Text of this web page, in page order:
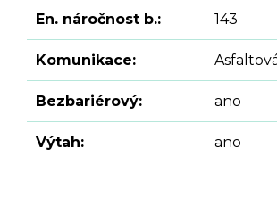
En. náročnost b.: 143
Komunikace:
Bezbariérový: ano
Výtah: ano